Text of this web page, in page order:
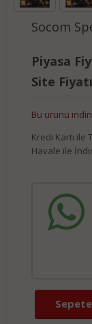
Socom
Piyasa
Site Fiyatı
Bu ürünü
Kredi Kartı ile
Havale ile